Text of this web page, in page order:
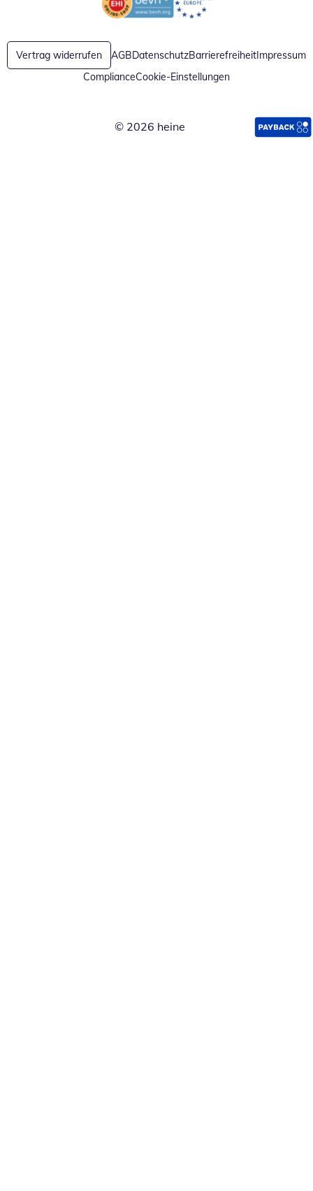
Öffnet in neuem FensterÖffnet in neuem Fenster
Vertrag widerrufen AGBDatenschutzBarrierefreiheitImpressum
ComplianceCookie-Einstellungen
© 2026 heine